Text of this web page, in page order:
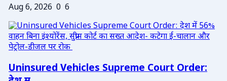
Aug 6, 2026 0 6
Uninsured Vehicles Supreme Court Order: